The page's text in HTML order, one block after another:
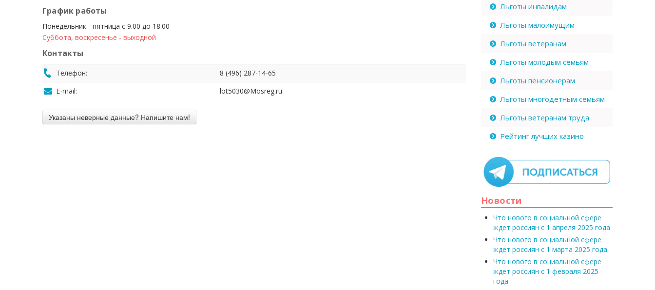
График работы
Понедельник - пятница с 9.00 до 18.00
Суббота, воскресенье - выходной
Контакты
Телефон:
8 (496) 287-14-65
E-mail:
lot5030@Mosreg.ru
Льготы инвалидам
Льготы малоимущим
Льготы ветеранам
Льготы молодым семьям
Льготы пенсионерам
Льготы многодетным семьям
Льготы ветеранам труда
Рейтинг лучших казино
Новости
Что нового в социальной сфере
ждет россиян с 1 апреля 2025 года
Что нового в социальной сфере
ждет россиян с 1 марта 2025 года
Что нового в социальной сфере
ждет россиян с 1 февраля 2025
года